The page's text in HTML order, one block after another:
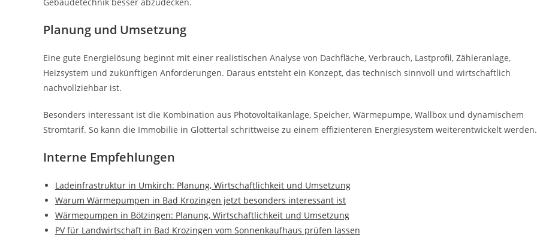
Planung und Umsetzung
Eine gute Energielösung beginnt mit einer realistischen Analyse von Dachfläche, Verbrauch, Lastprofil, Zähleranlage,
Heizsystem und zukünftigen Anforderungen. Daraus entsteht ein Konzept, das technisch sinnvoll und wirtschaftlich
nachvollziehbar ist.
Besonders interessant ist die Kombination aus Photovoltaikanlage, Speicher, Wärmepumpe, Wallbox und dynamischem
Stromtarif. So kann die Immobilie in Glottertal schrittweise zu einem effizienteren Energiesystem weiterentwickelt werden.
Interne Empfehlungen
Ladeinfrastruktur in Umkirch: Planung, Wirtschaftlichkeit und Umsetzung
Warum Wärmepumpen in Bad Krozingen jetzt besonders interessant ist
Wärmepumpen in Bötzingen: Planung, Wirtschaftlichkeit und Umsetzung
PV für Landwirtschaft in Bad Krozingen vom Sonnenkaufhaus prüfen lassen